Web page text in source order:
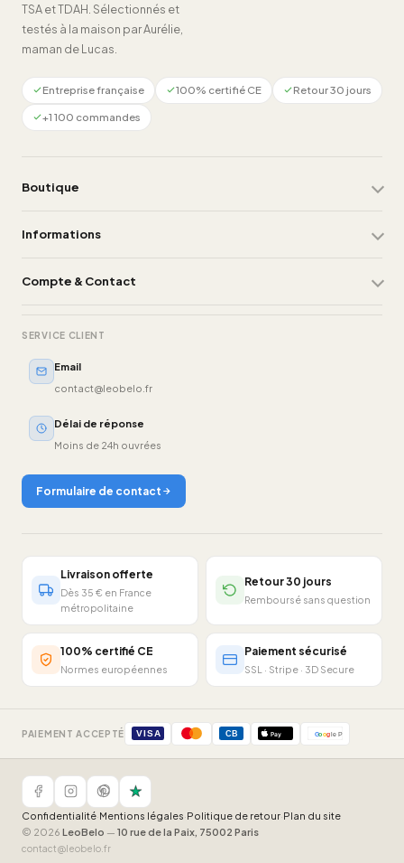
TSA et TDAH. Sélectionnés et
testés à la maison par Aurélie,
maman de Lucas.
Entreprise française 100% certifié CE
Retour 30 jours
+1 100 commandes
Boutique
Informations
Compte & Contact
SERVICE CLIENT
Email
contact@leobelo.fr
Délai de réponse
Moins de 24h ouvrées
Formulaire de contact
Livraison offerte
Dès 35 € en France
métropolitaine
Retour 30 jours
Remboursé sans question
100% certifié CE
Normes européennes
Paiement sécurisé
SSL · Stripe · 3D Secure
PAIEMENT ACCEPTÉ VISA CB Pay Google Pay
Confidentialité·Mentions légales·Politique de retour·Plan du site
© 2026 LeoBelo — 10 rue de la Paix, 75002 Paris
contact@leobelo.fr